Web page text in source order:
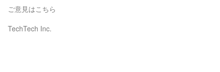
ご意見はこちら
TechTech Inc.